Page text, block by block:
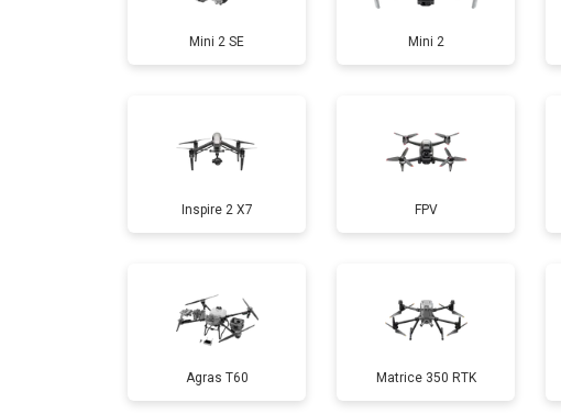
Замена аккумулятора
Настройка шифрования Wi-Fi
Прошивка
Замена материнской платы
Ремонт корпуса
Mini 2 SE Mini 2
Inspire 2 X7 FPV
Agras T60 Matrice 350 RTK